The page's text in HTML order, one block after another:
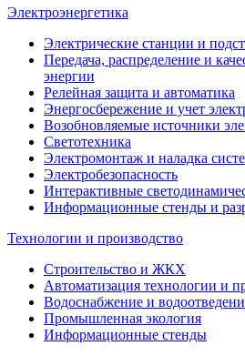
Электроэнергетика
Электрические станции и
Передача, распределение и
энергии
Релейная защита и автоматика
Энергосбережение и учет
Возобновляемые источники
Светотехника
Электромонтаж и наладка
Электробезопасность
Интерактивные
Информационные стенды и
Технологии и производство
Строительство и ЖКХ
Автоматизация технологии и
Водоснабжение и
Промышленная экология
Информационные стенды